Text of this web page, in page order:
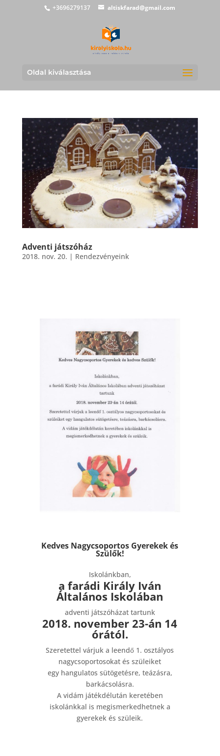
+3696279137 altiskfarad@gmail.com
Oldal kiválasztása
Adventi játszóház
2018. nov. 20. | Rendezvényeink
Kedves Nagycsoportos Gyerekek és
Szülők!
Iskolánkban,
a farádi Király Iván
Általános Iskolában
adventi játszóházat tartunk
2018. november 23-án 14
órától.
Szeretettel várjuk a leendő 1. osztályos
nagycsoportosokat és szüleiket
egy hangulatos sütögetésre, teázásra,
barkácsolásra.
A vidám játékdélután keretében
iskolánkkal is megismerkedhetnek a
gyerekek és szüleik.